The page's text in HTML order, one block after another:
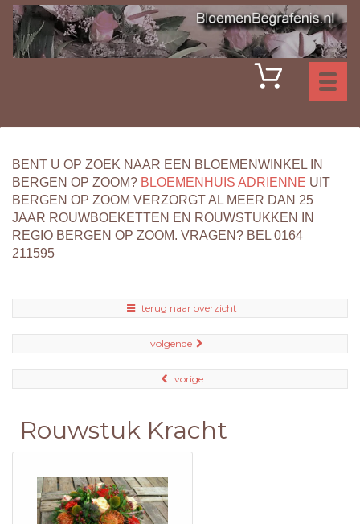
BENT U OP ZOEK NAAR EEN BLOEMENWINKEL IN
BERGEN OP ZOOM? BLOEMENHUIS ADRIENNE UIT
BERGEN OP ZOOM VERZORGT AL MEER DAN 25
JAAR ROUWBOEKETTEN EN ROUWSTUKKEN IN
REGIO BERGEN OP ZOOM. VRAGEN? BEL 0164
211595
terug naar overzicht
volgende
vorige
Rouwstuk Kracht